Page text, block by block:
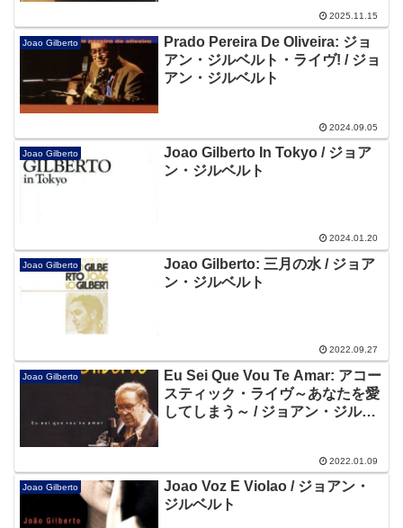
2025.11.15
Joao Gilberto
Prado Pereira De Oliveira: ジョ
アン・ジルベルト・ライヴ! / ジョ
アン・ジルベルト
2024.09.05
Joao Gilberto
Joao Gilberto In Tokyo / ジョア
ン・ジルベルト
2024.01.20
Joao Gilberto
Joao Gilberto: 三月の水 / ジョア
ン・ジルベルト
2022.09.27
Joao Gilberto
Eu Sei Que Vou Te Amar: アコー
スティック・ライヴ～あなたを愛
してしまう～ / ジョアン・ジルベ
2022.01.09
Joao Gilberto
Joao Voz E Violao / ジョアン・
ジルベルト